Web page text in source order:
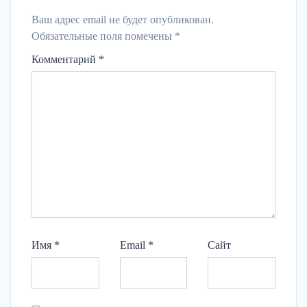
Ваш адрес email не будет опубликован.
Обязательные поля помечены *
Комментарий *
Имя * Email * Сайт